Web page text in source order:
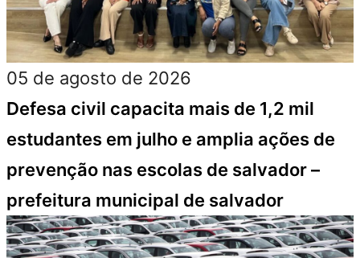
05 de agosto de 2026
Defesa civil capacita mais de 1,2 mil
estudantes em julho e amplia ações de
prevenção nas escolas de salvador –
prefeitura municipal de salvador